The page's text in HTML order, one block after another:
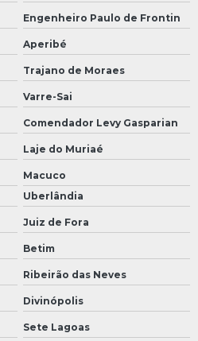
Engenheiro Paulo de Frontin
Aperibé
Trajano de Moraes
Varre-Sai
Comendador Levy Gasparian
Laje do Muriaé
Macuco
Uberlândia
Juiz de Fora
Betim
Ribeirão das Neves
Divinópolis
Sete Lagoas